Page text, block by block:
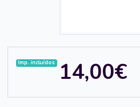
Imp. incluídos 14,00€